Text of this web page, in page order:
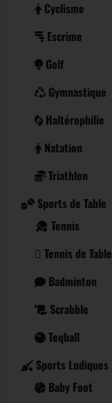
Cyclisme
Escrime
Golf
Gymnastique
Haltérophilie
Natation
Triathlon
Sports de Table
Tennis
Tennis de Table
Badminton
Scrabble
Teqball
Sports Ludiques
Baby Foot